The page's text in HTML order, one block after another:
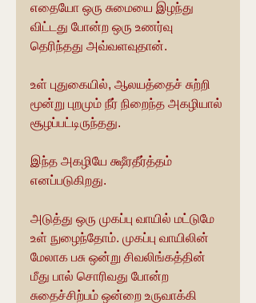
எதையோ ஒரு சுமையை இழந்து
விட்டது போன்ற ஒரு உணர்வு
தெரிந்தது அவ்வளவுதான்.
உள் புதுகையில், ஆலயத்தைச் சுற்றி
மூன்று புறமும் நீர் நிறைந்த அகழியால்
சூழப்பட்டிருந்தது.
இந்த அகழியே க்ஷீரதீர்த்தம்
எனப்படுகிறது.
அடுத்து ஒரு முகப்பு வாயில் மட்டுமே
உள் நுழைந்தோம். முகப்பு வாயிலின்
மேலாக பசு ஒன்று சிவலிங்கத்தின்
மீது பால் சொரிவது போன்ற
சுதைச்சிற்பம் ஒன்றை உருவாக்கி